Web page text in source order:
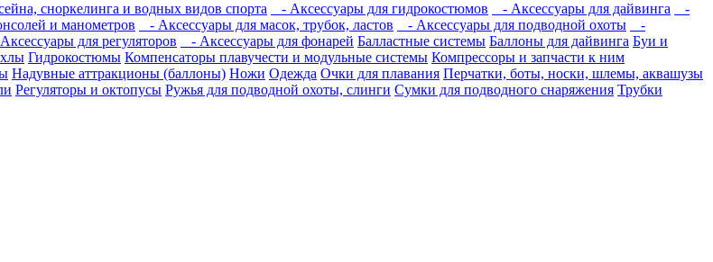
сноркелинга и водных видов спорта - Аксессуары для гидрокостюмов - Аксессуары для дайвинга
-
и манометров - Аксессуары для масок, трубок, ластов - Аксессуары для подводной охоты
-
для регуляторов - Аксессуары для фонарей Балластные системы Баллоны для дайвинга Буи и
Гидрокостюмы Компенсаторы плавучести и модульные системы Компрессоры и запчасти к ним
Надувные аттракционы (баллоны) Ножи Одежда Очки для плавания Перчатки, боты, носки, шлемы, аквашузы
Регуляторы и октопусы Ружья для подводной охоты, слинги Сумки для подводного снаряжения Трубки